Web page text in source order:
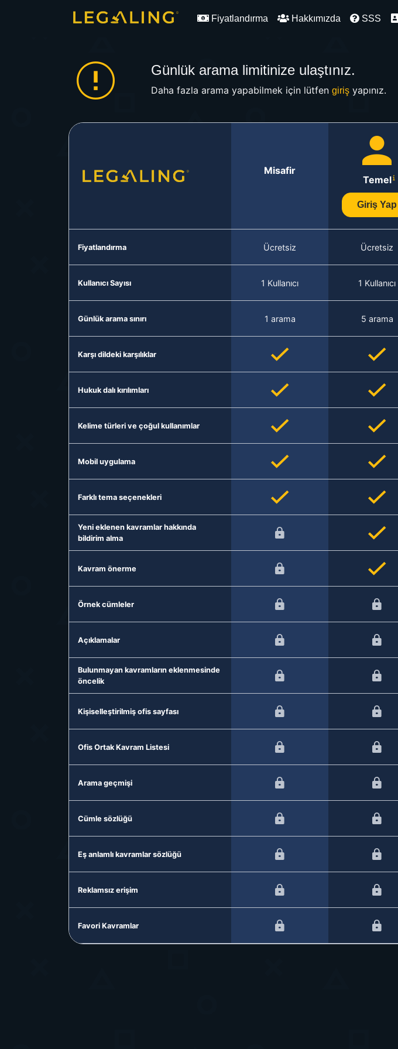
Fiyatlandırma Hakkımızda SSS
Günlük arama limitinize ulaştınız.
Daha fazla arama yapabilmek için lütfen girişyapınız.
Misafir
Temel
Giriş Yap
Fiyatlandırma Ücretsiz Ücretsiz
Kullanıcı Sayısı 1 Kullanıcı 1 Kullanıcı
Günlük arama sınırı 1 arama 5 arama
Karşı dildeki karşılıklar
Hukuk dalı kırılımları
Kelime türleri ve çoğul kullanımlar
Mobil uygulama
Farklı tema seçenekleri
Yeni eklenen kavramlar hakkında
bildirim alma
Kavram önerme
Örnek cümleler
Açıklamalar
Bulunmayan kavramların eklenmesinde
öncelik
Kişiselleştirilmiş ofis sayfası
Ofis Ortak Kavram Listesi
Arama geçmişi
Cümle sözlüğü
Eş anlamlı kavramlar sözlüğü
Reklamsız erişim
Favori Kavramlar